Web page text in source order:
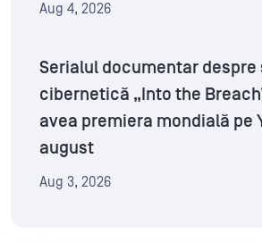
Aug 4, 2026
Serialul documentar
cibernetică „Into the
avea premiera mondială pe
august
Aug 3, 2026